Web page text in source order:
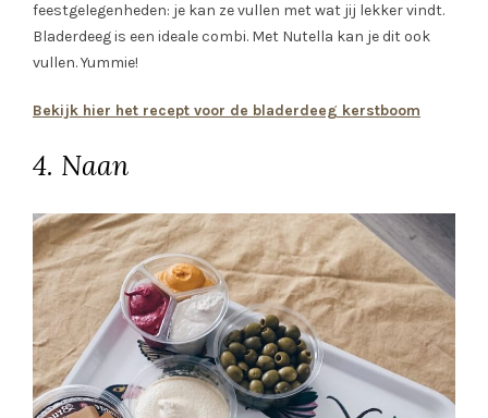
feestgelegenheden: je kan ze vullen met wat jij lekker vindt.
Bladerdeeg is een ideale combi. Met Nutella kan je dit ook
vullen. Yummie!
Bekijk hier het recept voor de bladerdeeg kerstboom
4. Naan